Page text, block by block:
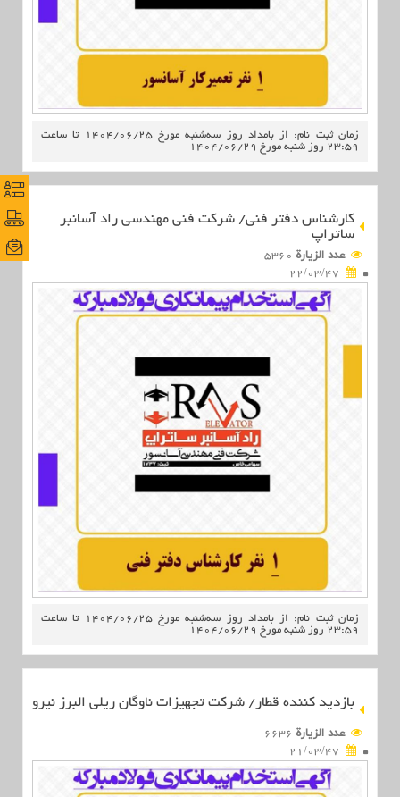
زمان ثبت نام: از بامداد روز سه‌شنبه مورخ 1404/06/25 تا ساعت
23:59 روز شنبه مورخ 1404/06/29
کارشناس دفتر فنی/ شرکت فنی مهندسی راد آسانبر
ساتراپ
عدد الزیارة 5360
22/03/47
زمان ثبت نام: از بامداد روز سه‌شنبه مورخ 1404/06/25 تا ساعت
23:59 روز شنبه مورخ 1404/06/29
بازدید کننده قطار/ شرکت تجهیزات ناوگان ریلی البرز نیرو
عدد الزیارة 6636
21/03/47